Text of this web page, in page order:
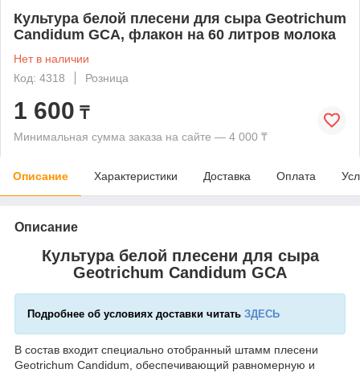
Культура белой плесени для сыра Geotrichum
Candidum GCA, флакон на 60 литров молока
Нет в наличии
Код: 4318
Розница
1 600 ₸
Минимальная сумма заказа на сайте — 4 000 ₸
Описание Характеристики Доставка Оплата
Описание
Культура белой плесени для сыра
Geotrichum Candidum GCA
Подробнее об условиях доставки читать ЗДЕСЬ
В состав входит специально отобранный штамм плесени
Geotrichum Candidum, обеспечивающий равномерную и